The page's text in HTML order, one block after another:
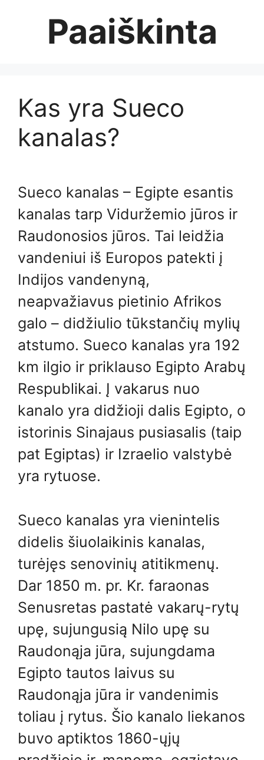
Paaiškinta
Kas yra Sueco
kanalas?
Sueco kanalas – Egipte esantis
kanalas tarp Viduržemio jūros ir
Raudonosios jūros. Tai leidžia
vandeniui iš Europos patekti į
Indijos vandenyną,
neapvažiavus pietinio Afrikos
galo – didžiulio tūkstančių mylių
atstumo. Sueco kanalas yra 192
km ilgio ir priklauso Egipto Arabų
Respublikai. Į vakarus nuo
kanalo yra didžioji dalis Egipto, o
istorinis Sinajaus pusiasalis (taip
pat Egiptas) ir Izraelio valstybė
yra rytuose.
Sueco kanalas yra vienintelis
didelis šiuolaikinis kanalas,
turėjęs senovinių atitikmenų.
Dar 1850 m. pr. Kr. faraonas
Senusretas pastatė vakarų-rytų
upę, sujungusią Nilo upę su
Raudonąja jūra, sujungdama
Egipto tautos laivus su
Raudonąja jūra ir vandenimis
toliau į rytus. Šio kanalo liekanos
buvo aptiktos 1860-ųjų